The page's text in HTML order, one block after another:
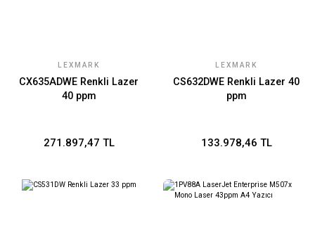
LEXMARK
CX635ADWE Renkli Lazer
40 ppm
271.897,47 TL
LEXMARK
CS632DWE Renkli Lazer 40
ppm
133.978,46 TL